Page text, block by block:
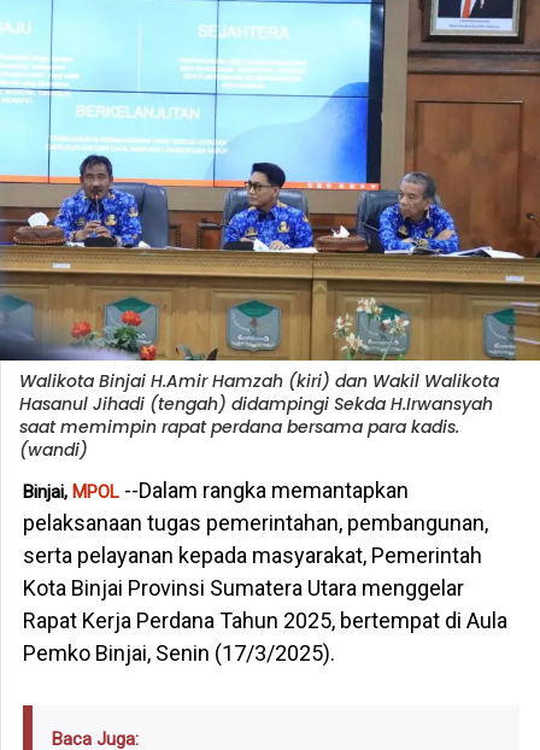
Walikota Binjai H.Amir Hamzah (kiri) dan Wakil Walikota
Hasanul Jihadi (tengah) didampingi Sekda H.Irwansyah
saat memimpin rapat perdana bersama para kadis.
(wandi)
Binjai, MPOL--Dalam rangka memantapkan
pelaksanaan tugas pemerintahan, pembangunan,
serta pelayanan kepada masyarakat, Pemerintah
Kota Binjai Provinsi Sumatera Utara menggelar
Rapat Kerja Perdana Tahun 2025, bertempat di Aula
Pemko Binjai, Senin (17/3/2025).
Baca Juga: